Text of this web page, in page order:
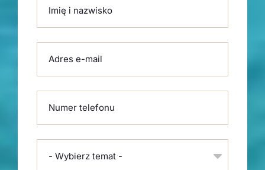
Imię i nazwisko
Adres e-mail
Numer telefonu
- Wybierz temat -